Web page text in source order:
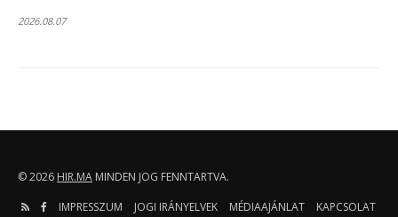
2026.08.07
© 2026 HIR.MA MINDEN JOG FENNTARTVA.
IMPRESSZUM
JOGI IRÁNYELVEK MÉDIAAJÁNLAT KAPCSOLAT